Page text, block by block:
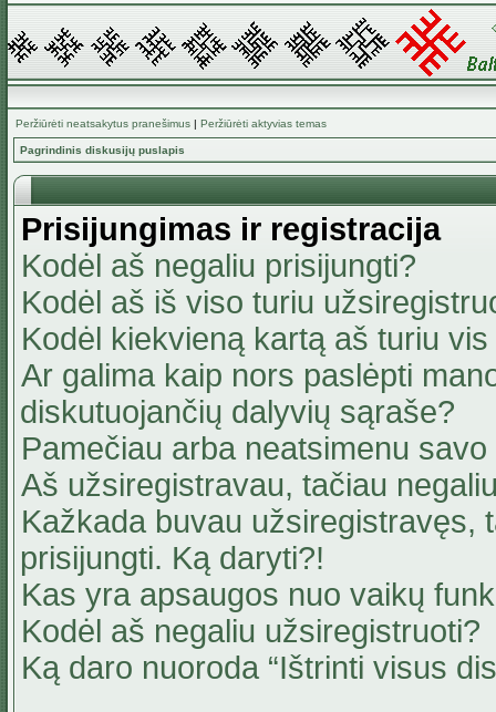
Peržiūrėti neatsakytus pranešimus | Peržiūrėti aktyvias temas
Pagrindinis diskusijų puslapis
Prisijungimas ir registracija
Kodėl aš negaliu prisijungti?
Kodėl aš iš viso turiu
Kodėl kiekvieną kartą aš turiu
Ar galima kaip nors paslėpti
diskutuojančių dalyvių sąraše?
Pamečiau arba neatsimenu
Aš užsiregistravau, tačiau
Kažkada buvau užsiregistravęs,
prisijungti. Ką daryti?!
Kas yra apsaugos nuo vaikų
Kodėl aš negaliu užsiregistruoti?
Ką daro nuoroda “Ištrinti visus